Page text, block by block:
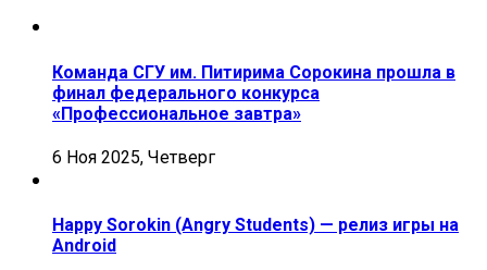
Команда СГУ им. Питирима Сорокина прошла в
финал федерального конкурса
«Профессиональное завтра»
6 Ноя 2025, Четверг
Happy Sorokin (Angry Students) — релиз игры на
Android